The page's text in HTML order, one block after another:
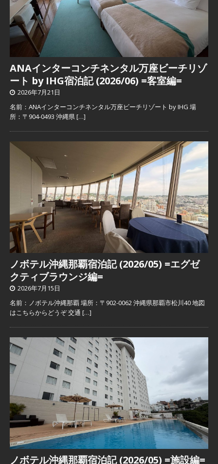
ANAインターコンチネンタル万座ビーチリゾ
ート by IHG宿泊記 (2026/06) =客室編=
2026年7月21日
名前：ANAインターコンチネンタル万座ビーチリゾート by IHG 場
所：〒904-0493 沖縄県[…]
ノボテル沖縄那覇宿泊記 (2026/05) =エグゼ
クティブラウンジ編=
2026年7月15日
名前：ノボテル沖縄那覇 場所：〒902-0062 沖縄県那覇市松川40 地図
はこちらからどうぞ 交通 […]
ノボテル沖縄那覇宿泊記 (2026/05) =施設編=